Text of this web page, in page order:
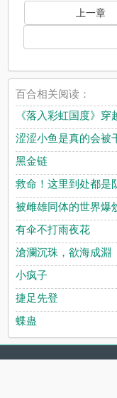
上一章
百合相关阅读：
《落入彩虹国度》
涩涩小鱼是真的会被
黑金链
救命！这里到处都是
被雌雄同体的世界爆
有伞不打雨夜花
滄瀾沉珠，欲海成淵
小疯子
捷足先登
蝶蛊